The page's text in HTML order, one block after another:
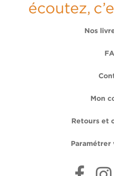
Nos
Mon
Retours et
Paramétrer